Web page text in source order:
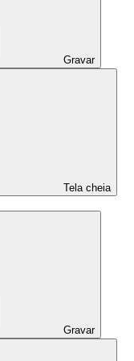
Gravar
Tela cheia
Gravar